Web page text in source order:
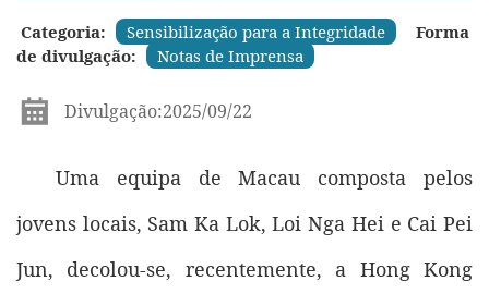
Categoria: Sensibilização para a Integridade
Forma
de divulgação:
Notas de Imprensa
Divulgação:2025/09/22
Uma equipa de Macau composta pelos
jovens locais, Sam Ka Lok, Loi Nga Hei e Cai Pei
Jun, decolou-se, recentemente, a Hong Kong